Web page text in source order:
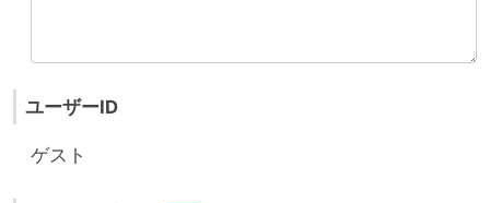
ユーザーID
ゲスト